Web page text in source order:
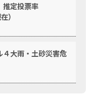
定投票率
）
４大雨・土砂災害危